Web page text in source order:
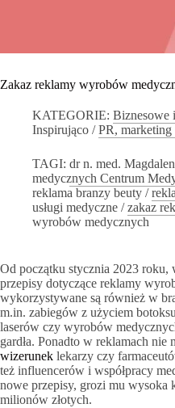
Zakaz reklamy wyrobów
KATEGORIE: Biznesowe
Inspirująco /PR, marketing
TAGI: dr n. med.
medycznych Centrum
reklama branzy beuty /
usługi medyczne /zakaz
wyrobów medycznych
Od początku stycznia 2023 roku,
przepisy dotyczące reklamy
wykorzystywane są również w
m.in. zabiegów z użyciem
laserów czy wyrobów
gardła. Ponadto w reklamach nie
wizerunek lekarzy czy
też influencerów i współpracy
nowe przepisy, grozi mu wysoka
milionów złotych.